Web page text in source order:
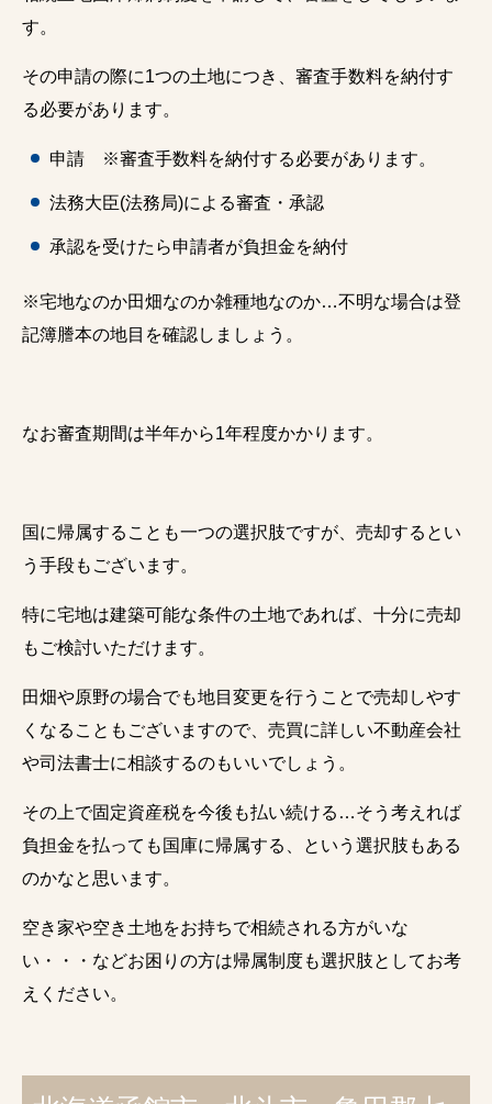
す。
その申請の際に1つの土地につき、審査手数料を納付す
る必要があります。
申請 ※審査手数料を納付する必要があります。
法務大臣(法務局)による審査・承認
承認を受けたら申請者が負担金を納付
※宅地なのか田畑なのか雑種地なのか…不明な場合は登
記簿謄本の地目を確認しましょう。
なお審査期間は半年から1年程度かかります。
国に帰属することも一つの選択肢ですが、売却するとい
う手段もございます。
特に宅地は建築可能な条件の土地であれば、十分に売却
もご検討いただけます。
田畑や原野の場合でも地目変更を行うことで売却しやす
くなることもございますので、売買に詳しい不動産会社
や司法書士に相談するのもいいでしょう。
その上で固定資産税を今後も払い続ける…そう考えれば
負担金を払っても国庫に帰属する、という選択肢もある
のかなと思います。
空き家や空き土地をお持ちで相続される方がいな
い・・・などお困りの方は帰属制度も選択肢としてお考
えください。